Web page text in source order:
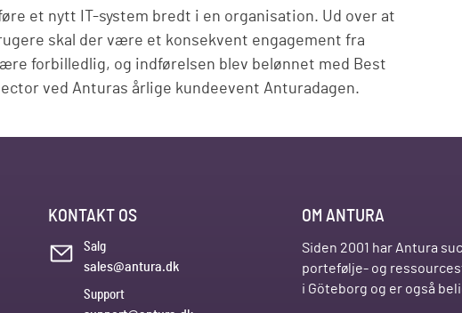
et nytt IT-system bredt i en organisation. Ud over at
skal der være et konsekvent engagement fra
forbilledlig, og indførelsen blev belønnet med Best
ved Anturas årlige kundeevent Anturadagen.
KONTAKT OS
Salg
sales@antura.dk
Support
OM ANTURA
Siden 2001 har Antura
portefølje- og
i Göteborg og er også